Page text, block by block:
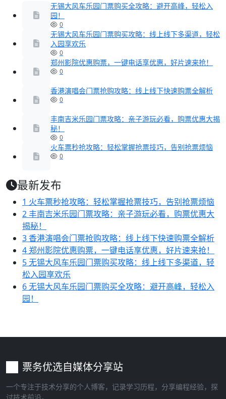
无锡大风车乐园门票购买全攻略：避开高峰，轻松入
园！
0
无锡大风车乐园门票购买攻略：线上线下多渠道，轻松
入园享欢乐
0
郑州影院优惠购票，一键电话享优惠，好片速来抢！
0
香港演唱会门票抢购攻略：线上线下快速购票全解析
0
丰南吉米乐园门票攻略：亲子游玩必看，购票优惠大揭
秘！
0
火车票秒抢攻略：轻松掌握抢票技巧，告别抢票烦恼
0
最新发布
1 火车票秒抢攻略：轻松掌握抢票技巧，告别抢票烦恼
2丰南吉米乐园门票攻略：亲子游玩必看，购票优惠大
揭秘！
3 香港演唱会门票抢购攻略：线上线下快速购票全解析
4郑州影院优惠购票，一键电话享优惠，好片速来抢！
5无锡大风车乐园门票购买攻略：线上线下多渠道，轻
松入园享欢乐
6无锡大风车乐园门票购买全攻略：避开高峰，轻松入
园！
票务优选自媒体分享站
一个专注于技术分享的个人博客，记录学习历程，分享编程经验，探